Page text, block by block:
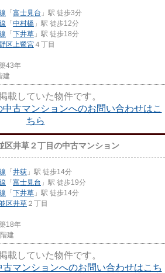
「富士見台 」駅 徒歩3分
「中村橋 」駅 徒歩12分
「下井草 」駅 徒歩18分
区 上鷺宮 ４丁目
43年
建
載していた物件です。
古マンションへのお問い合わせはこ
ちら
区井草２丁目の中古マンション
「井荻 」駅 徒歩14分
「富士見台 」駅 徒歩19分
「下井草 」駅 徒歩14分
区井草 ２丁目
18年
建
載していた物件です。
マンションへのお問い合わせはこち